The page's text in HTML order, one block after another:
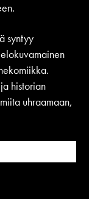
syntyy
historian
uhraamaan,